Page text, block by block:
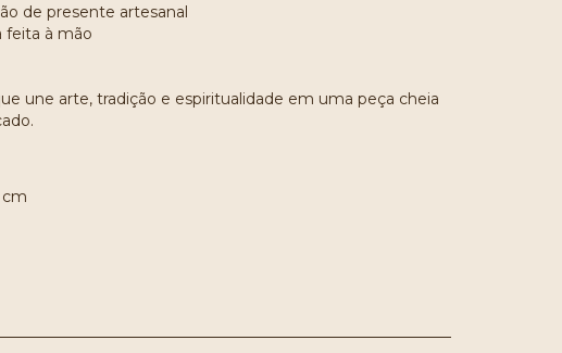
de presente artesanal
feita à mão
une arte, tradição e espiritualidade em uma peça cheia